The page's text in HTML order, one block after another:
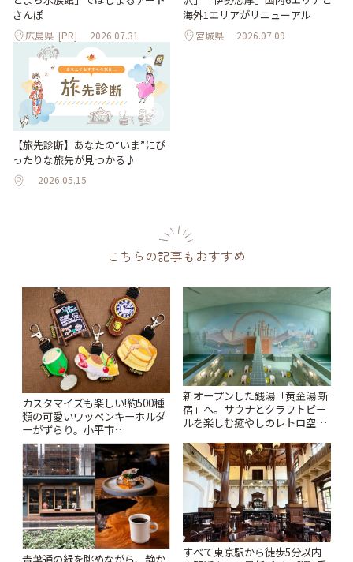
さんぽ
広島県 [PR] 2026.07.31
海外1エリアがリニューアル
宮城県 2026.07.09
【旅先診断】あなたの“いま”にぴ
ったりな旅先が見つかる♪
2026.05.15
こちらの記事もおすすめ
カスタマイズも楽しい!約500種
類の可愛いワッペンキーホルダ
ーがずらり。小平市
「Kimamaya T&K」 | ことりっ
ぷ
新オープンした銭湯「黄金湯 新
宿」へ。サウナとクラフトビー
ルを楽しむ癒やしのレトロ空間
すべて東京駅から徒歩5分以内